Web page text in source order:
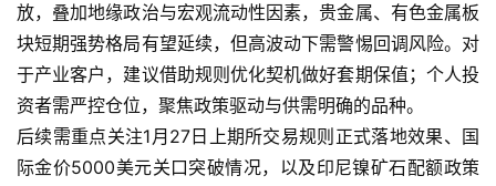
放，叠加地缘政治与宏观流动性因素，贵金属、有色金属板
块短期强势格局有望延续，但高波动下需警惕回调风险。对
于产业客户，建议借助规则优化契机做好套期保值；个人投
资者需严控仓位，聚焦政策驱动与供需明确的品种。
后续需重点关注1月27日上期所交易规则正式落地效果、国
际金价5000美元关口突破情况，以及印尼镍矿石配额政策